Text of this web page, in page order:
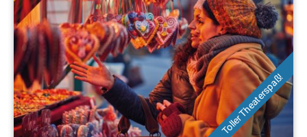
Toller Theaterspaß!